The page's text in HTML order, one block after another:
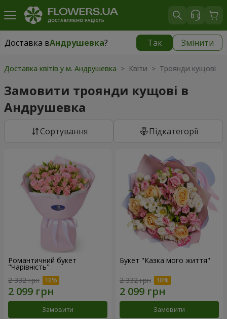
Доставка вАндрушевка? Так Змінити
Доставка вАндрушевка|
Доставка квітів у м. Андрушевка > Квіти > Троянди кущові
Замовити троянди кущові в
Андрушевка
Сортування Підкатегорії
Романтичний букет
"Чарівність"
2 332 грн
Замовити
Букет "Казка мого життя"
2 332 грн
Замовити